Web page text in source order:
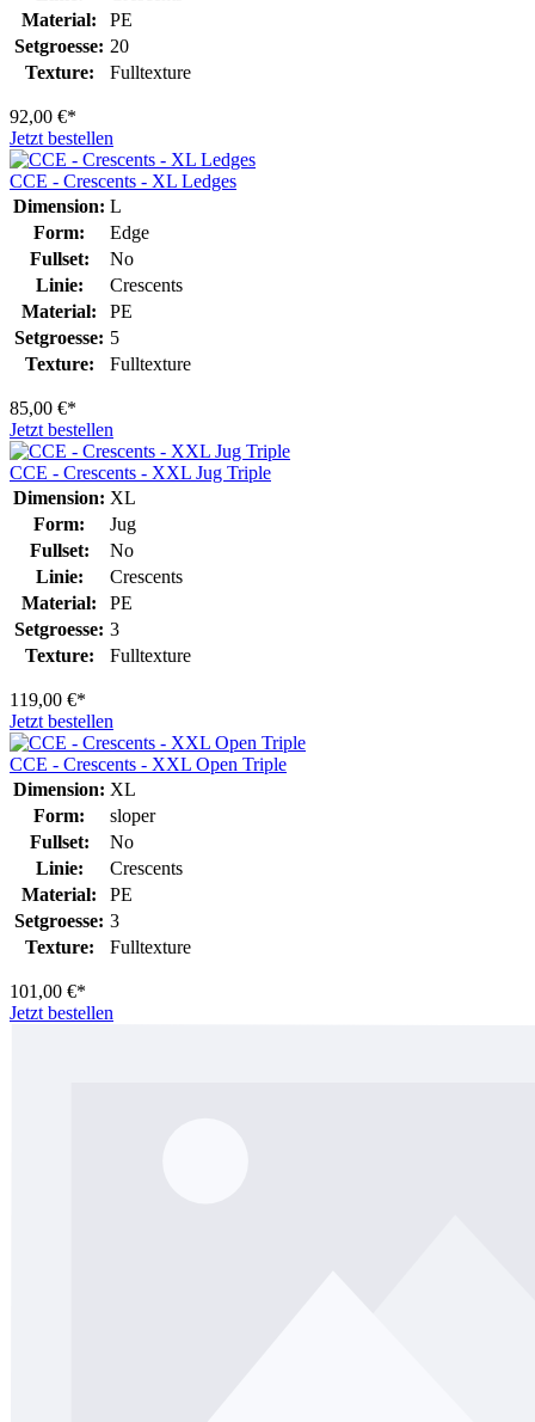
Material:
PE
Setgroesse: 20
Texture:
Fulltexture
92,00 €*
Jetzt bestellen
CCE - Crescents - XL Ledges
Dimension: L
Form:
Edge
Fullset:
No
Linie:
Crescents
Material:
PE
Setgroesse: 5
Texture:
Fulltexture
85,00 €*
Jetzt bestellen
CCE - Crescents - XXL Jug Triple
Dimension: XL
Form:
Jug
Fullset:
No
Linie:
Crescents
Material:
PE
Setgroesse: 3
Texture:
Fulltexture
119,00 €*
Jetzt bestellen
CCE - Crescents - XXL Open Triple
Dimension: XL
Form:
sloper
Fullset:
No
Linie:
Crescents
Material:
PE
Setgroesse: 3
Texture:
Fulltexture
101,00 €*
Jetzt bestellen